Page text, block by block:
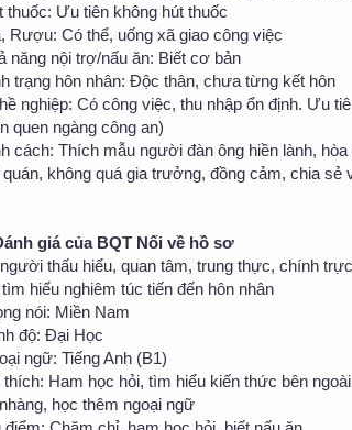
thuốc: Ưu tiên không hút thuốc
Rượu: Có thể, uống xã giao công việc
năng nội trợ/nấu ăn: Biết cơ bản
trạng hôn nhân: Độc thân, chưa từng kết hôn
nghiệp: Có công việc, thu nhập ổn định. Ưu
quen ngàng công an)
cách: Thích mẫu người đàn ông hiền lành,
quán, không quá gia trưởng, đồng cảm, chia
giá của BQT Nối về hồ sơ
thấu hiểu, quan tâm, trung thực, chính
hiểu nghiêm túc tiến đến hôn nhân
nói: Miền Nam
độ: Đại Học
ngữ: Tiếng Anh (B1)
Ham học hỏi, tìm hiểu kiến thức bên
học thêm ngoại ngữ